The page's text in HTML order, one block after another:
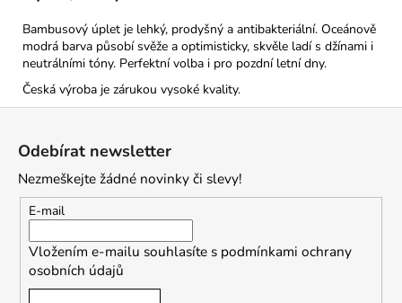
Bambusový úplet je lehký, prodyšný a antibakteriální. Oceánově
modrá barva působí svěže a optimisticky, skvěle ladí s džínami i
neutrálními tóny. Perfektní volba i pro pozdní letní dny.
Česká výroba je zárukou vysoké kvality.
Odebírat newsletter
Nezmeškejte žádné novinky či slevy!
E-mail
Vložením e-mailu souhlasíte s podmínkami ochrany
osobních údajů